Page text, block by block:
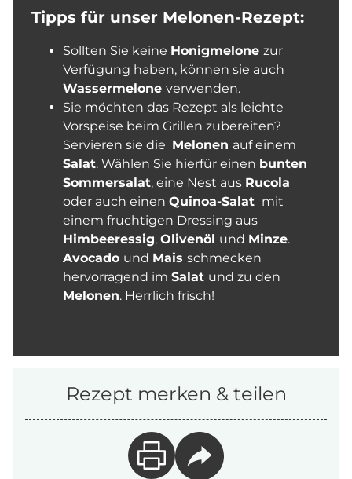
Tipps für unser Melonen-Rezept:
Sollten Sie keine Honigmelone zur
Verfügung haben, können sie auch
Wassermelone verwenden.
Sie möchten das Rezept als leichte
Vorspeise beim Grillen zubereiten?
Servieren sie die Melonen auf einem
Salat. Wählen Sie hierfür einen bunten
Sommersalat, eine Nest aus Rucola
oder auch einen Quinoa-Salat mit
einem fruchtigen Dressing aus
Himbeeressig, Olivenöl und Minze.
Avocado und Mais schmecken
hervorragend im Salat und zu den
Melonen. Herrlich frisch!
Rezept merken & teilen